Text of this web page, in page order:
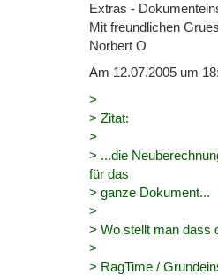
Extras -
Mit freundlichen
Norbert O
Am 12.07.2005 um
>
> Zitat:
>
> ...die
für das
> ganze Dokument...
>
> Wo stellt man dass
>
> RagTime /